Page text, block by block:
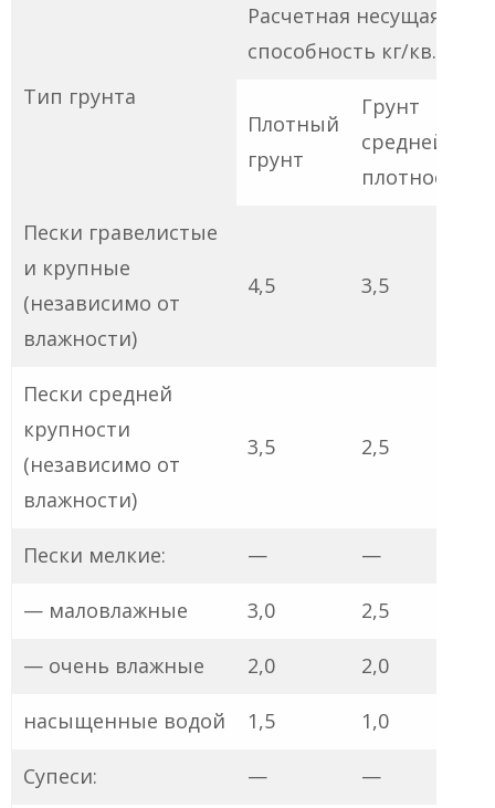
Тип грунта
Расчетная несущая
способность кг/кв.см
Плотный
грунт
Грунт
средней
плотности
Пески гравелистые
и крупные
(независимо от
влажности)
4,5 3,5
Пески средней
крупности
(независимо от
влажности)
3,5 2,5
Пески мелкие: — —
— маловлажные 3,0 2,5
— очень влажные 2,0 2,0
насыщенные водой 1,5 1,0
Супеси: — —